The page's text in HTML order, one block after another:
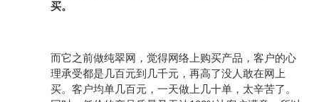
买。
而它之前做纯翠网，觉得网络上购买产品，客户的心
理承受都是几百元到几千元，再高了没人敢在网上
买。客户均单几百元，一天做上几十单，太辛苦了。